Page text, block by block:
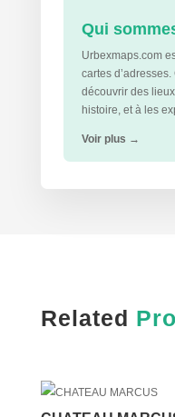
Qui
Urbexmaps.com
cartes
découvrir des
histoire, et à les
Voir plus →
Related